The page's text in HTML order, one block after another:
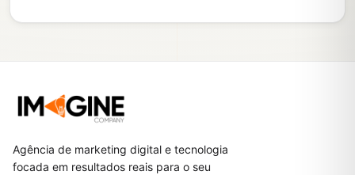
Agência de marketing digital e tecnologia
focada em resultados reais para o seu